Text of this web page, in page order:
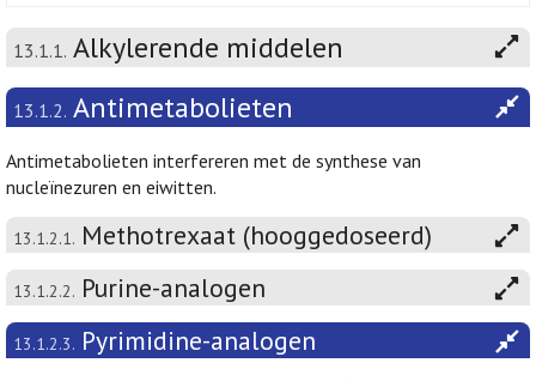
13.1.1. Alkylerende middelen
13.1.2. Antimetabolieten
Antimetabolieten interfereren met de synthese van
nucleïnezuren en eiwitten.
13.1.2.1. Methotrexaat (hooggedoseerd)
13.1.2.2. Purine-analogen
13.1.2.3. Pyrimidine-analogen